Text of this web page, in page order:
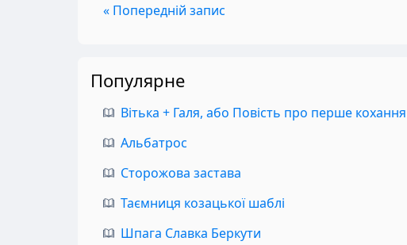
« Попередній запис
Популярне
Вітька + Галя, або Повість про перше кохання
Альбатрос
Сторожова застава
Таємниця козацької шаблі
Шпага Славка Беркути